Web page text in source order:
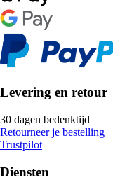
Levering en retour
30 dagen bedenktijd
Retourneer je bestelling
Trustpilot
Diensten